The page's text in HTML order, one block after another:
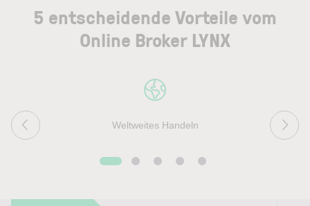
5 entscheidende Vorteile vom
Online Broker LYNX
Weltweites Handeln